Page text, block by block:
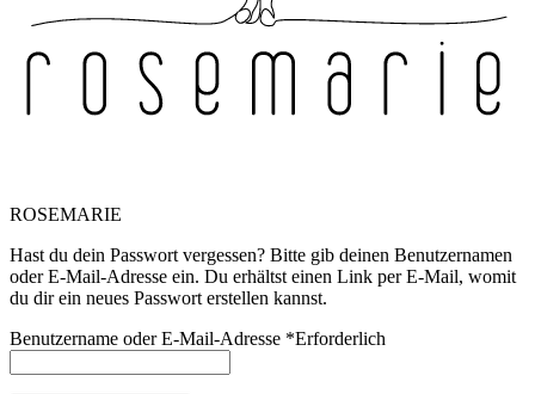
ROSEMARIE
Hast du dein Passwort vergessen? Bitte gib deinen Benutzernamen
oder E-Mail-Adresse ein. Du erhältst einen Link per E-Mail, womit
du dir ein neues Passwort erstellen kannst.
Benutzername oder E-Mail-Adresse *Erforderlich